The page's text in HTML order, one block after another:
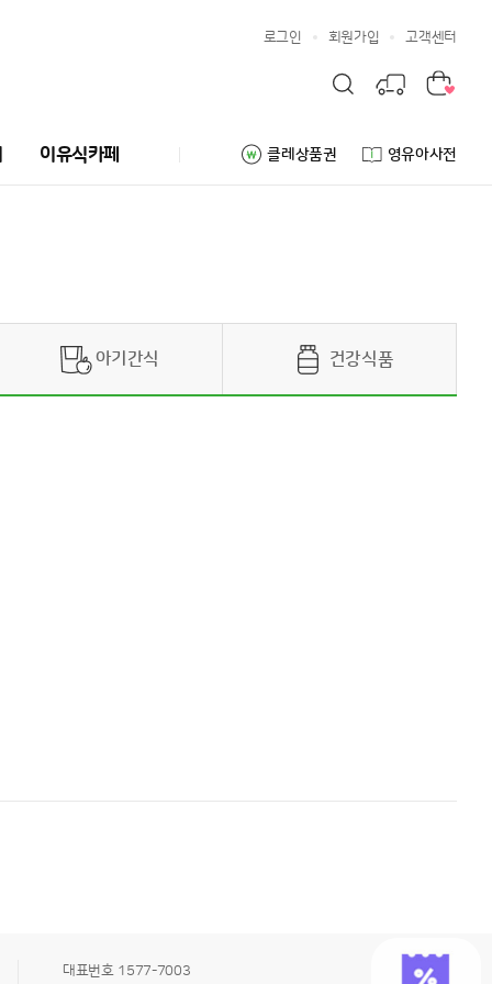
로그인 회원가입 고객센터
이유식카페 클레상품권 영유아사전
아기간식 건강식품
대표번호 1577-7003